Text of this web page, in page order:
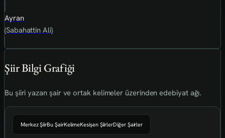
Ayran
(Sabahattin Ali)
Şiir Bilgi Grafiği
Bu şiiri yazan şair ve ortak kelimeler üzerinden edebiyat ağı.
Merkez ŞiirBu ŞairKelimeKesişen ŞiirlerDiğer Şairler